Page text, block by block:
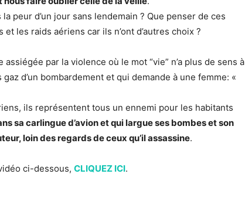
peur d’un jour sans lendemain ? Que penser de ces
les raids aériens car ils n’ont d’autres choix ?
par la violence où le mot “vie” n’a plus de sens à
d’un bombardement et qui demande à une femme: «
ils représentent tous un ennemi pour les habitants
sa carlingue d’avion et qui largue ses bombes et son
loin des regards de ceux qu’il assassine.
ci-dessous, CLIQUEZ ICI.